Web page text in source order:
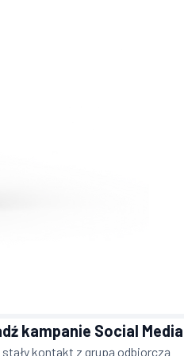
kampanie Social Media
kontakt z grupą odbiorczą